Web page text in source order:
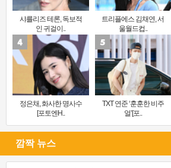
샤를리즈 테론, 독보적
인 귀걸이..
트리플에스 김채연, 서
울월드컵..
정은채, 화사한 명사수
[포토엔H..
TXT 연준 ‘훈훈한 비주
얼’[포..
깜짝 뉴스